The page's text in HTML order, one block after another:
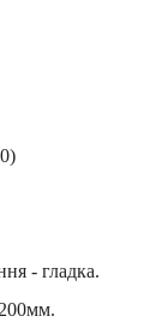
- гладка.